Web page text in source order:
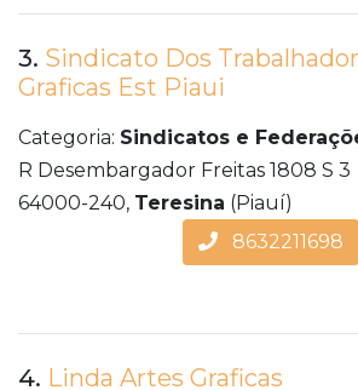
3. Sindicato Dos
Graficas Est Piaui
Categoria: Sindicatos e
R Desembargador Freitas 1808 S 3
64000-240, Teresina (Piauí)
8632211698
4. Linda Artes Graficas